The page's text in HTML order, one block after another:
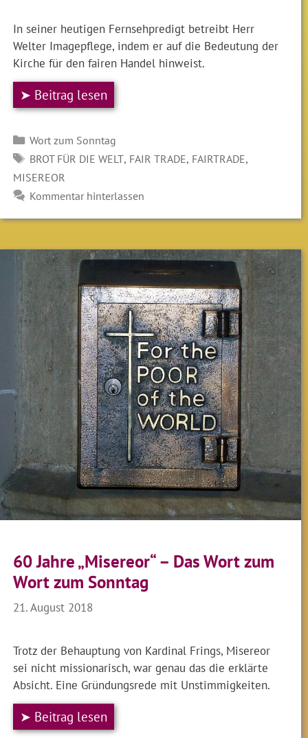
In seiner heutigen Fernsehpredigt betreibt Herr
Welter Imagepflege, indem er auf die Bedeutung der
Kirche für den fairen Handel hinweist.
➤ Beitrag lesen
Kategorien
Wort zum Sonntag
SCHLAGWÖRTER
BROT FÜR DIE WELT, FAIR TRADE, FAIRTRADE,
MISEREOR
Kommentar hinterlassen
60 Jahre „Misereor“ – Das Wort zum
Wort zum Sonntag
21. August 2018
Trotz der Behauptung von Kardinal Frings, Misereor
sei nicht missionarisch, war genau das die erklärte
Absicht. Eine Gründungsrede mit Unstimmigkeiten.
➤ Beitrag lesen